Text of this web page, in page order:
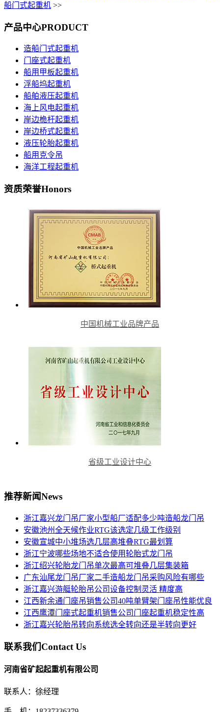
船门式起重机 >>
产品中心PRODUCT
造船门式起重机
门座式起重机
船用甲板起重机
浮船坞起重机
船舶液压起重机
海上风电起重机
岸边桅杆起重机
岸边桥式起重机
液压轮胎起重机
船用克令吊
海洋工程起重机
资质荣誉Honors
中国机械工业品牌产品
省级工业设计中心
推荐新闻News
浙江嘉兴龙门吊厂家小型船厂适配多少吨造船龙门吊
安徽池州全天候作业RTG该选定几级工作级别
安徽宣城中小堆场选几层高堆叠RTG最划算
浙江宁波哪些场地不适合使用轮胎式龙门吊
浙江绍兴轮胎龙门吊单次最高可堆叠几层集装箱
广东汕尾龙门吊厂家二手造船龙门吊采购风险有哪些
浙江嘉兴游艇轮胎吊公司设备控制灵活 精度高
江西新余通门座吊销售公司40吨单臂架门座吊性能优良
江西鹰潭门座式起重机销售公司门座起重机稳定性高
浙江嘉兴轮胎吊转向系统选全转向还是半转向更好
联系我们Contact Us
河南省矿起起重机有限公司
联系人：徐经理